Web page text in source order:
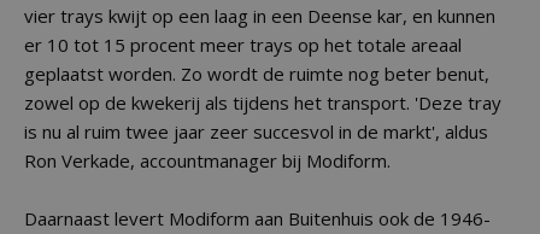
vier trays kwijt op een laag in een Deense kar, en kunnen
er 10 tot 15 procent meer trays op het totale areaal
geplaatst worden. Zo wordt de ruimte nog beter benut,
zowel op de kwekerij als tijdens het transport. 'Deze tray
is nu al ruim twee jaar zeer succesvol in de markt', aldus
Ron Verkade, accountmanager bij Modiform.
Daarnaast levert Modiform aan Buitenhuis ook de 1946-